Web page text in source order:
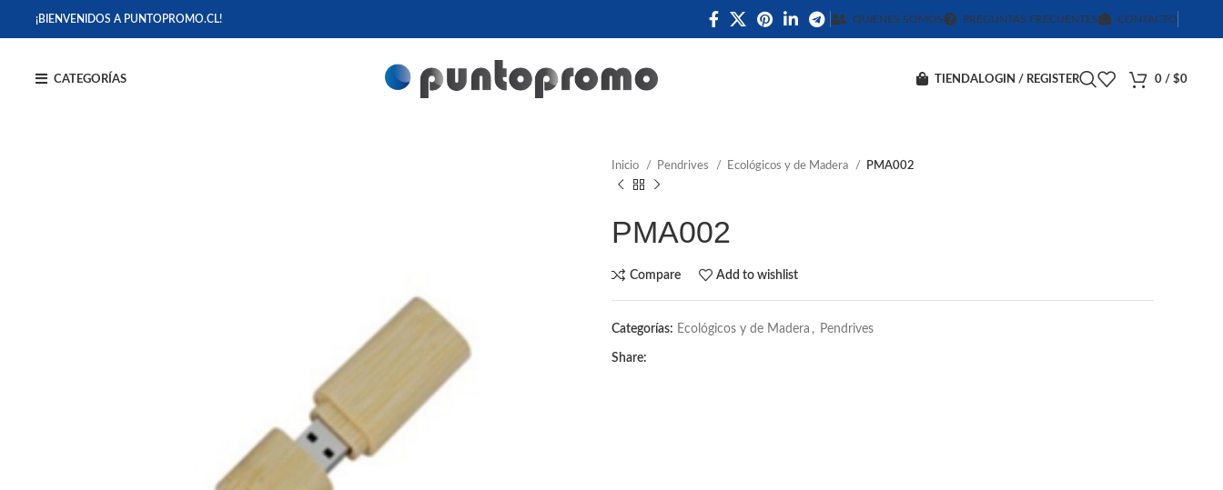
¡BIENVENIDOS A PUNTOPROMO.CL! QUIENES SOMOS PREGUNTAS FRECUENTES CONTACTO
CATEGORÍAS TIENDA LOGIN / REGISTER 0 / $0
Inicio Pendrives Ecológicos y de Madera PMA002
PMA002
Compare Add to wishlist
Categorías: Ecológicos y de Madera , Pendrives
Share: